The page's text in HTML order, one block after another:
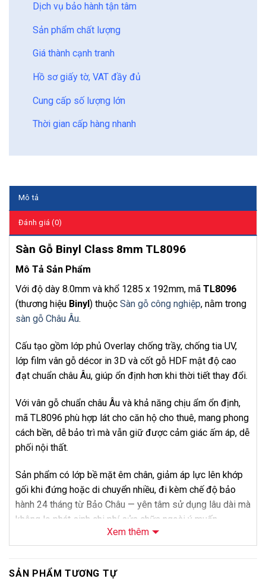
Dịch vụ bảo hành tận tâm
Sản phẩm chất lượng
Giá thành cạnh tranh
Hồ sơ giấy tờ, VAT đầy đủ
Cung cấp số lượng lớn
Thời gian cấp hàng nhanh
Mô tả
Đánh giá (0)
Sàn Gỗ Binyl Class 8mm TL8096
Mô Tả Sản Phẩm
Với độ dày 8.0mm và khổ 1285 x 192mm, mã TL8096
(thương hiệu Binyl ) thuộc Sàn gỗ công nghiệp, nằm trong
sàn gỗ Châu Âu.
Cấu tạo gồm lớp phủ Overlay chống trầy, chống tia UV,
lớp film vân gỗ décor in 3D và cốt gỗ HDF mật độ cao
đạt chuẩn châu Âu, giúp ổn định hơn khi thời tiết thay đổi.
Với vân gỗ chuẩn châu Âu và khả năng chịu ẩm ổn định,
mã TL8096 phù hợp lát cho căn hộ cho thuê, mang phong
cách bền, dễ bảo trì mà vẫn giữ được cảm giác ấm áp, dễ
phối nội thất.
Sản phẩm có lớp bề mặt êm chân, giảm áp lực lên khớp
gối khi đứng hoặc di chuyển nhiều, đi kèm chế độ bảo
hành 24 tháng từ Bảo Châu — yên tâm sử dụng lâu dài mà
không lo phát sinh chi phí sửa chữa ngoài ý muốn.
Về giá bán, điểm bán hàng của Binyl là cốt gỗ HDF Đức,
dòng sàn gỗ công nghiệp thông thường. Liên hệ Bảo
Xem thêm
SẢN PHẨM TƯƠNG TỰ